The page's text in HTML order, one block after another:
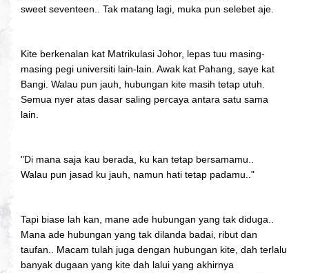
sweet seventeen.. Tak matang lagi, muka pun selebet aje.
Kite berkenalan kat Matrikulasi Johor, lepas tuu masing-
masing pegi universiti lain-lain. Awak kat Pahang, saye kat
Bangi. Walau pun jauh, hubungan kite masih tetap utuh.
Semua nyer atas dasar saling percaya antara satu sama
lain.
"Di mana saja kau berada, ku kan tetap bersamamu..
Walau pun jasad ku jauh, namun hati tetap padamu.."
Tapi biase lah kan, mane ade hubungan yang tak diduga..
Mana ade hubungan yang tak dilanda badai, ribut dan
taufan.. Macam tulah juga dengan hubungan kite, dah terlalu
banyak dugaan yang kite dah lalui yang akhirnya